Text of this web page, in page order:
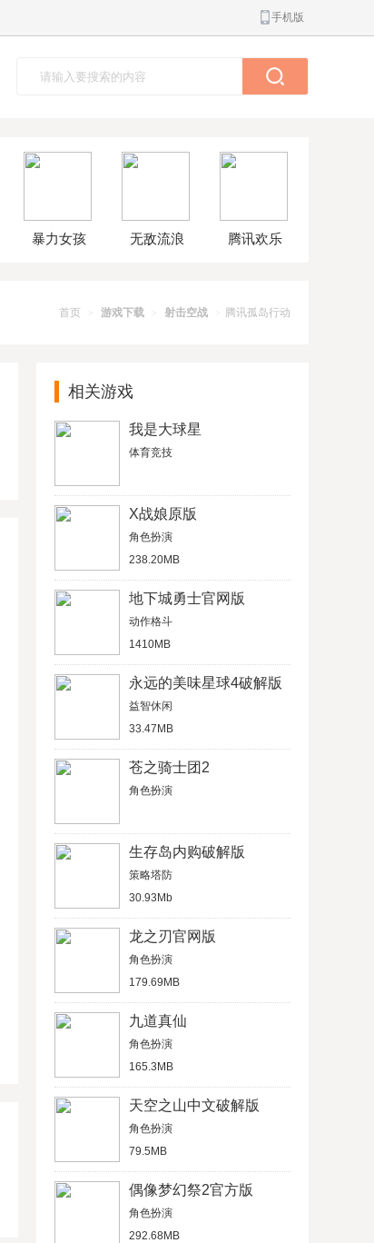
手机版
暴力女孩
化版
无敌流浪 腾讯欢乐
版
首页 > 游戏下载 > 射击空战 > 腾讯孤岛行动
相关游戏
我是大球星
体育竞技
X战娘原版
角色扮演
238.20MB
地下城勇士官网版
动作格斗
1410MB
永远的美味星球4破解版
益智休闲
33.47MB
苍之骑士团2
角色扮演
生存岛内购破解版
策略塔防
30.93Mb
龙之刃官网版
角色扮演
179.69MB
九道真仙
角色扮演
165.3MB
天空之山中文破解版
角色扮演
79.5MB
偶像梦幻祭2官方版
角色扮演
292.68MB